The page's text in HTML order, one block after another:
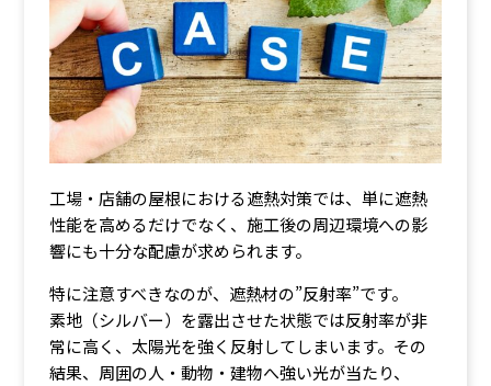
工場・店舗の屋根における遮熱対策では、単に遮熱
性能を高めるだけでなく、施工後の周辺環境への影
響にも十分な配慮が求められます。
特に注意すべきなのが、遮熱材の”反射率”です。
素地（シルバー）を露出させた状態では反射率が非
常に高く、太陽光を強く反射してしまいます。その
結果、周囲の人・動物・建物へ強い光が当たり、